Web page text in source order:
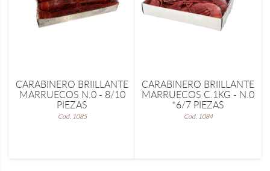
CARABINERO BRIILLANTE
MARRUECOS N.0 - 8/10
PIEZAS
Cod. 1085
CARABINERO BRIILLANTE
MARRUECOS C.1KG - N.0
*6/7 PIEZAS
Cod. 1084